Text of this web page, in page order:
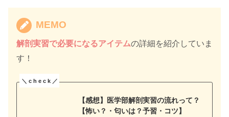
MEMO
解剖実習で必要になるアイテムの詳細を紹介していま
す！
【感想】医学部解剖実習の流れって？
【怖い？・匂いは？予習・コツ】